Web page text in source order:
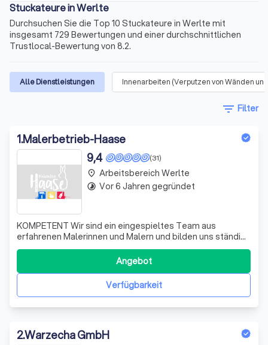
Stuckateure in Werlte
Durchsuchen Sie die Top 10 Stuckateure in Werlte mit
insgesamt 729 Bewertungen und einer durchschnittlichen
Trustlocal-Bewertung von 8.2.
Alle Dienstleistungen Innenarbeiten (Verputzen von Wänden
filter_list Filter
1.Malerbetrieb-Haase
(31)
9,4
KOMPETENT Wir sind ein eingespieltes Team aus
erfahrenen Malerinnen und Malern und bilden uns ständig
in neuen Techniken weiter. Dabei ist uns ein
professioneller Umgang mit den verwendeten Materialien
ebenso wichtig wie eine präzise und hochwertige
Verarbeitung. Unser Fachbetrieb steht Ihnen seit v
Verfügbarkeit
Angebot
place Arbeitsbereich Werlte
timelapse Vor 6 Jahren gegründet
2.Warzecha GmbH